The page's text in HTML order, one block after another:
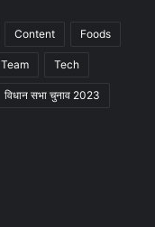
Content Foods
Team Tech
विधान सभा चुनाव 2023